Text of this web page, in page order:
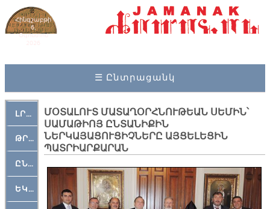
Հինգշաբթի
6,
Օգոստոս
☰ Ընտրացանկ
ԼՐԱՀՈՍ
ԹՐՔԱՀԱՅ ԿԵԱՆՔ
ԸՆԿԵՐԱՄՇԱԿՈՒԹԱՅԻՆ
ԵԿԵՂԵՑԱԿԱՆ
ՄՕՏԱԼՈՒՏ ՄԱՏԱՂՕՐՀՆՈՒԹԵԱՆ ՍԵՄԻՆ՝
ՍԱՄԱԹԻՈՅ ԸՆՏԱՆԻՔԻՆ
ՆԵՐԿԱՅԱՑՈՒՑԻՉՆԵՐԸ ԱՅՑԵԼԵՑԻՆ
ՊԱՏՐԻԱՐՔԱՐԱՆ